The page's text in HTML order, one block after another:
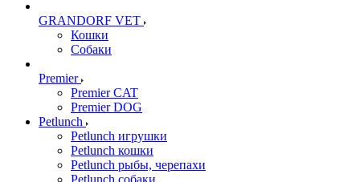
GRANDORF VET
Кошки
Собаки
Premier
Premier CAT
Premier DOG
Petlunch
Petlunch игрушки
Petlunch кошки
Petlunch рыбы, черепахи
Petlunch собаки